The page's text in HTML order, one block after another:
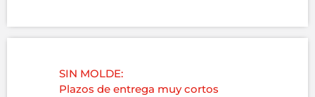
SIN MOLDE:
Plazos de entrega muy cortos